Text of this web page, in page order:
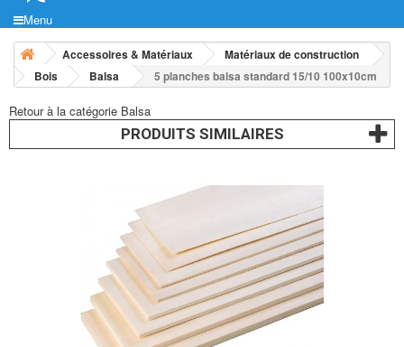
Menu
Accessoires & Matériaux
Matériaux de construction
Bois
Balsa 5 planches balsa standard 15/10 100x10cm
Retour à la catégorie Balsa
PRODUITS SIMILAIRES